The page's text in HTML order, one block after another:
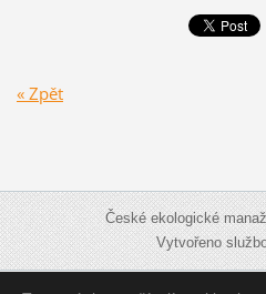
« Zpět
České ekologické
Vytvořeno